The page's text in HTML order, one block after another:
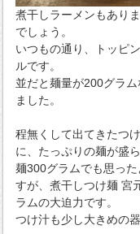
煮干しラーメンもあり
でしょう。
いつもの通り、トッピ
ルです。
並だと麺量が200グラ
ました。
程無くして出てきたつ
に、たっぷりの麺が盛
麺300グラムでも思っ
すが、煮干しつけ麺 宮
ラムの大迫力です。
つけ汁も少し大きめの